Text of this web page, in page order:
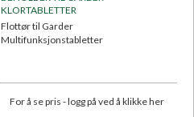
KLORTABLETTER
Flottør til Garder
Multifunksjonstabletter
For å se pris - logg på ved å klikke her